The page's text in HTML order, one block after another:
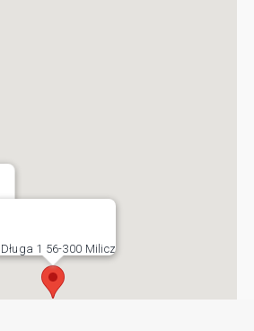
Długa 1 56-300 Milicz